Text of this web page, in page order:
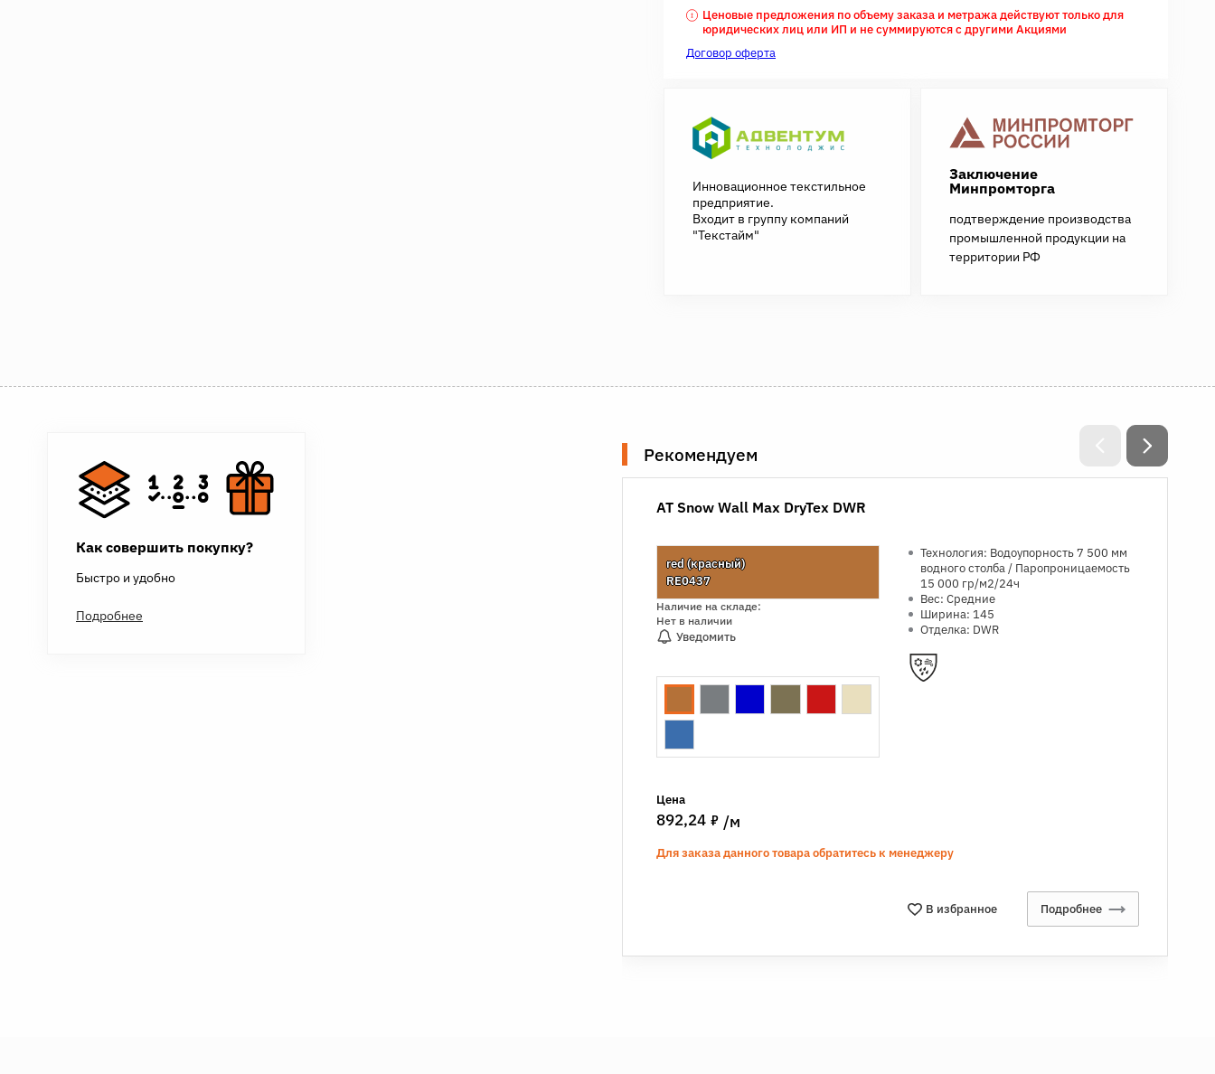
Ценовые предложения по объему заказа и метража действуют только для
юридических лиц или ИП и не суммируются с другими Акциями
Договор оферта
Инновационное текстильное
предприятие.
Входит в группу компаний
"Текстайм"
Заключение
Минпромторга
подтверждение производства
промышленной продукции на
территории РФ
Рекомендуем
AT Snow Wall Max DryTex DWR
red (красный)
RE0437
Наличие на складе:
Нет в наличии
Уведомить
Технология: Водоупорность 7 500 мм
водного столба / Паропроницаемость
15 000 гр/м2/24ч
Вес: Средние
Ширина: 145
Отделка: DWR
Цена
892,24 7 /м
Для заказа данного товара обратитесь к менеджеру
В избранное Подробнее
Как совершить покупку?
Быстро и удобно
Подробнее